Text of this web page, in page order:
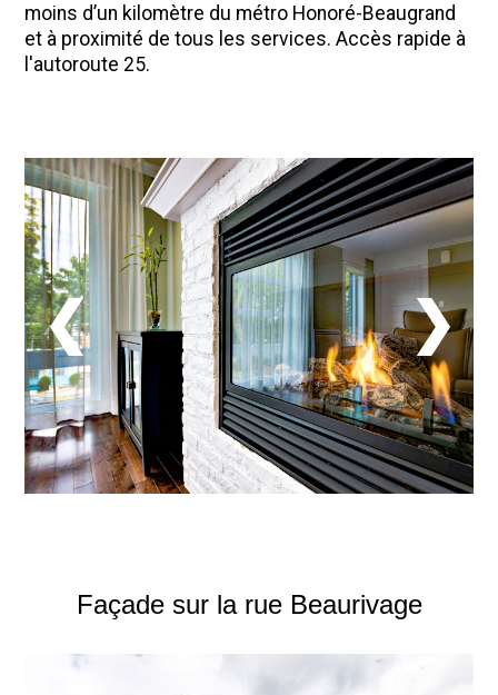
moins d’un kilomètre du métro Honoré-Beaugrand
et à proximité de tous les services. Accès rapide à
l'autoroute 25.
❮ ❯
Façade sur la rue Beaurivage